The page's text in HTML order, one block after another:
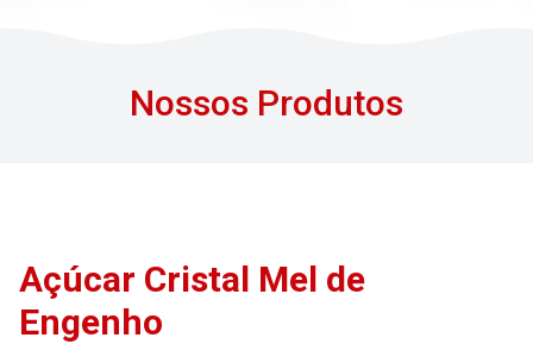
Nossos Produtos
Açúcar Cristal Mel de
Engenho